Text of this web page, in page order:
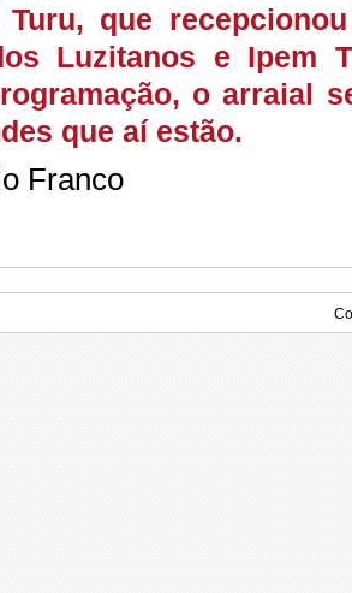
Turu, que
Luzitanos e Ipem
o arraial
que aí estão.